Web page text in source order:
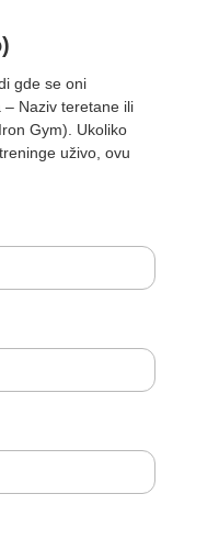
gde se oni
Naziv teretane ili
Gym). Ukoliko
uživo, ovu